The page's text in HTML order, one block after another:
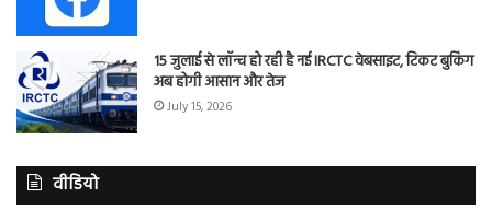
15 जुलाई से लॉन्च हो रही है नई IRCTC वेबसाइट, टिकट बुकिंग
अब होगी आसान और तेज
July 15, 2026
वीडियो